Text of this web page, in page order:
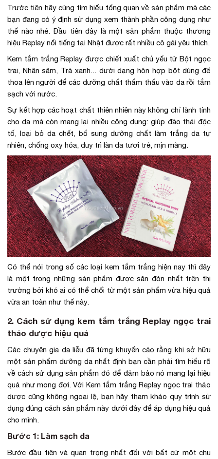
Trước tiên hãy cùng tìm hiểu tổng quan về sản phẩm mà các
bạn đang có ý định sử dụng xem thành phần công dụng như
thế nào nhé. Đầu tiên đây là một sản phẩm thuộc thương
hiệu Replay nổi tiếng tại Nhật được rất nhiều cô gái yêu thích.
Kem tắm trắng Replay được chiết xuất chủ yếu từ Bột ngọc
trai, Nhân sâm, Trà xanh... dưới dạng hỗn hợp bột dùng để
thoa lên người để các dưỡng chất thẩm thấu vào da rồi tắm
sạch với nước.
Sự kết hợp các hoạt chất thiên nhiên này không chỉ lành tính
cho da mà còn mang lại nhiều công dụng: giúp đào thải độc
tố, loại bỏ da chết, bổ sung dưỡng chất làm trắng da tự
nhiên, chống oxy hóa, duy trì làn da tươi trẻ, mịn màng.
Có thể nói trong số các loại kem tắm trắng hiện nay thì đây
là một trong những sản phẩm được săn đón nhất trên thị
trường bởi khó ai có thể chối từ một sản phẩm vừa hiệu quả
vừa an toàn như thế này.
2. Cách sử dụng kem tắm trắng Replay ngọc trai
thảo dược hiệu quả
Các chuyên gia da liễu đã từng khuyến cáo rằng khi sở hữu
một sản phẩm dưỡng da nhất định bạn cần phải tìm hiểu rõ
về cách sử dụng sản phẩm đó để đảm bảo nó mang lại hiệu
quả như mong đợi. Với Kem tắm trắng Replay ngọc trai thảo
dược cũng không ngoại lệ, bạn hãy tham khảo quy trình sử
dụng đúng cách sản phẩm này dưới đây để áp dụng hiệu quả
cho mình.
Bước 1: Làm sạch da
Bước đầu tiên và quan trọng nhất đối với bất cứ một chu